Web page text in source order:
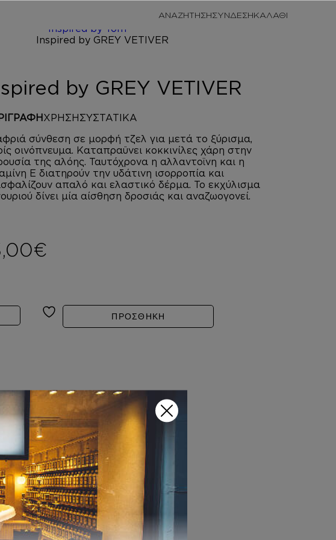
ΑΝΑΖΗΤΗΣΗΣΥΝΔΕΣΗ
Inspired by Tom
by GREY VETIVER
ΧΡΗΣΗ ΣΥΣΤΑΤΙΚΑ
σύνθεση σε μορφή τζελ για μετά το ξύρισμα,
οινόπνευμα. Καταπραϋνει κοκκινίλες χάρη στην
της αλόης. Ταυτόχρονα η αλλαντοϊνη και η
Ε διατηρούν την υδάτινη ισορροπία και
απαλό και ελαστικό δέρμα. Το εκχύλισμα
δίνει μία αίσθηση δροσιάς και αναζωογονεί.
€
by GREY VETIVER ποσότητα
ΠΡΟΣΘΗΚΗ